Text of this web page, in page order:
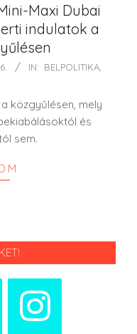
Maxi Dubai
indulatok a
IN: BELPOLITIKA
közgyűlésen, mely
és
sem.